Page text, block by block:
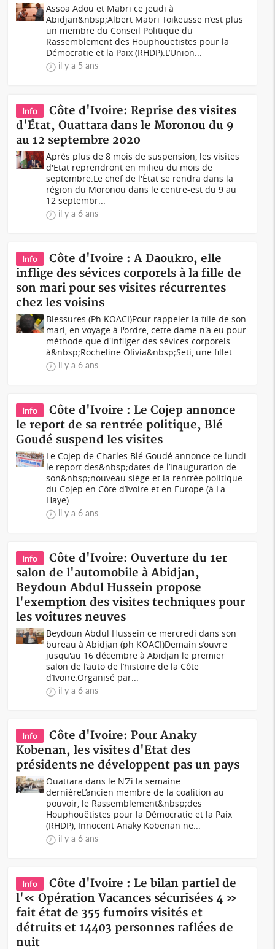
Assoa Adou et Mabri ce jeudi à
Abidjan&nbsp;Albert Mabri Toikeusse n’est plus
un membre du Conseil Politique du
Rassemblement des Houphouëtistes pour la
Démocratie et la Paix (RHDP).L’Union...
il y a 5 ans
Info
Côte d'Ivoire: Reprise des visites
d'État, Ouattara dans le Moronou du 9
au 12 septembre 2020
Après plus de 8 mois de suspension, les visites
d'Etat reprendront en milieu du mois de
septembre.Le chef de l'État se rendra dans la
région du Moronou dans le centre-est du 9 au
12 septembr...
il y a 6 ans
Info
Côte d'Ivoire : A Daoukro, elle
inflige des sévices corporels à la fille de
son mari pour ses visites récurrentes
chez les voisins
Blessures (Ph KOACI)Pour rappeler la fille de son
mari, en voyage à l'ordre, cette dame n'a eu pour
méthode que d'infliger des sévices corporels
à&nbsp;Rocheline Olivia&nbsp;Seti, une fillet...
il y a 6 ans
Info
Côte d'Ivoire : Le Cojep annonce
le report de sa rentrée politique, Blé
Goudé suspend les visites
Le Cojep de Charles Blé Goudé annonce ce lundi
le report des&nbsp;dates de l’inauguration de
son&nbsp;nouveau siège et la rentrée politique
du Cojep en Côte d’Ivoire et en Europe (à La
Haye)...
il y a 6 ans
Info
Côte d'Ivoire: Ouverture du 1er
salon de l'automobile à Abidjan,
Beydoun Abdul Hussein propose
l'exemption des visites techniques pour
les voitures neuves
Beydoun Abdul Hussein ce mercredi dans son
bureau à Abidjan (ph KOACI)Demain s’ouvre
jusqu'au 16 décembre à Abidjan le premier
salon de l’auto de l’histoire de la Côte
d’Ivoire.Organisé par...
il y a 6 ans
Info
Côte d'Ivoire: Pour Anaky
Kobenan, les visites d'Etat des
présidents ne développent pas un pays
Ouattara dans le N’Zi la semaine
dernièreL’ancien membre de la coalition au
pouvoir, le Rassemblement&nbsp;des
Houphouëtistes pour la Démocratie et la Paix
(RHDP), Innocent Anaky Kobenan ne...
il y a 6 ans
Info
Côte d'Ivoire : Le bilan partiel de
l'« Opération Vacances sécurisées 4 »
fait état de 355 fumoirs visités et
détruits et 14403 personnes raflées de
nuit